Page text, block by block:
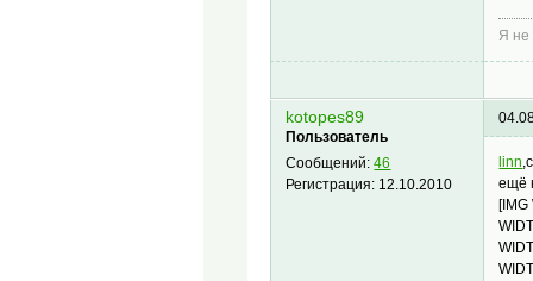
Я не
kotopes89
Пользователь
Сообщений:46
Регистрация: 12.10.2010
linn
ещё